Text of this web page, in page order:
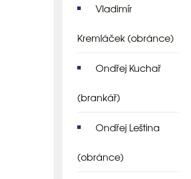
Vladimír
Kremláček (obránce)
Ondřej Kuchař
(brankář)
Ondřej Leština
(obránce)